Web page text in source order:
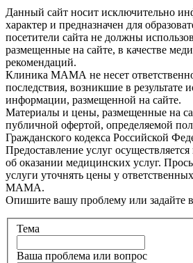
Данный сайт носит исключительно
характер и предназначен для
посетители сайта не должны
размещенные на сайте, в качестве
рекомендаций.
Клиника МАМА не несет
последствия, возникшие в результате
информации, размещенной на сайте.
Материалы и цены, размещенные на
публичной офертой, определяемой
Гражданского кодекса Российской
Предоставление услуг
об оказании медицинских услуг.
услуги уточнять цены у
МАМА.
Опишите вашу проблему или задайте
Тема
Ваша проблема или вопрос